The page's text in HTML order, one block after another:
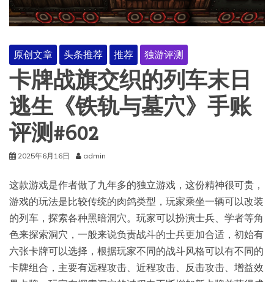
原创文章 头条推荐 推荐 独游评测
卡牌战旗交织的列车末日
逃生《铁轨与墓穴》手账
评测#602
2025年6月16日 admin
这款游戏是作者做了九年多的独立游戏，这份精神很可贵，
游戏的玩法是比较传统的肉鸽类型，玩家乘坐一辆可以改装
的列车，探索各种黑暗洞穴。玩家可以扮演士兵、学者等角
色来探索洞穴，一般来说负责战斗的士兵更加合适，初始有
六张卡牌可以选择，根据玩家不同的战斗风格可以有不同的
卡牌组合，主要有远程攻击、近程攻击、反击攻击、增益效